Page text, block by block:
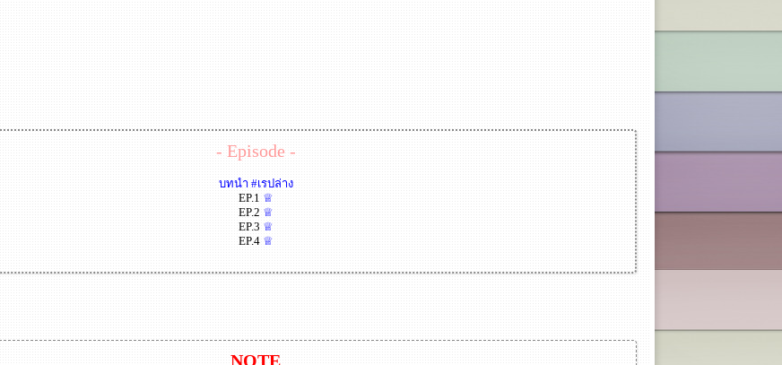
- Episode -
บทนำ #เรปล่าง
EP.1 ♕
EP.2 ♕
EP.3 ♕
EP.4 ♕
NOTE